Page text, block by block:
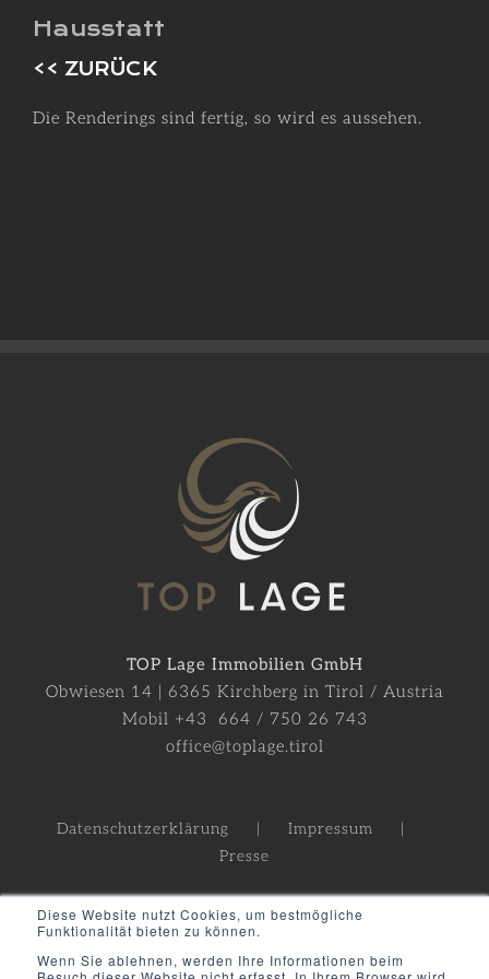
Diese Website nutzt Cookies, um bestmögliche
Funktionalität bieten zu können.
Wenn Sie ablehnen, werden Ihre Informationen beim
Hausstatt
<< ZURÜCK
Die Renderings sind fertig, so wird es aussehen.
TOP Lage Immobilien GmbH
Obwiesen 14 | 6365 Kirchberg in Tirol / Austria
Mobil +43 664 / 750 26 743
office@toplage.tirol
Datenschutzerklärung
Impressum
Presse